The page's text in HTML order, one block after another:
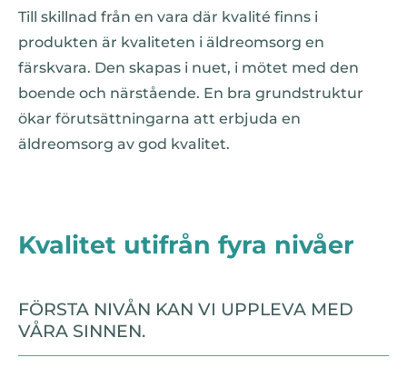
Till skillnad från en vara där kvalité finns i
produkten är kvaliteten i äldreomsorg en
färskvara. Den skapas i nuet, i mötet med den
boende och närstående. En bra grundstruktur
ökar förutsättningarna att erbjuda en
äldreomsorg av god kvalitet.
Kvalitet utifrån fyra nivåer
FÖRSTA NIVÅN KAN VI UPPLEVA MED
VÅRA SINNEN.